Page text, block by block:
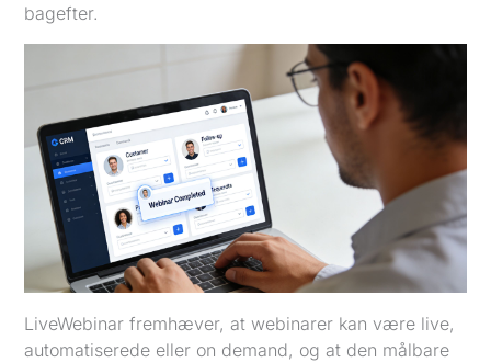
bagefter.
LiveWebinar fremhæver, at webinarer kan være live,
automatiserede eller on demand, og at den målbare